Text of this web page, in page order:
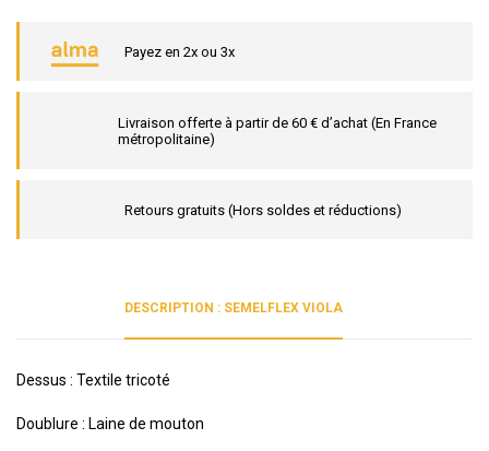
Payez en 2x ou 3x
Livraison offerte à partir de 60 € d’achat (En France
métropolitaine)
Retours gratuits (Hors soldes et réductions)
DESCRIPTION : SEMELFLEX VIOLA
Dessus : Textile tricoté
Doublure : Laine de mouton